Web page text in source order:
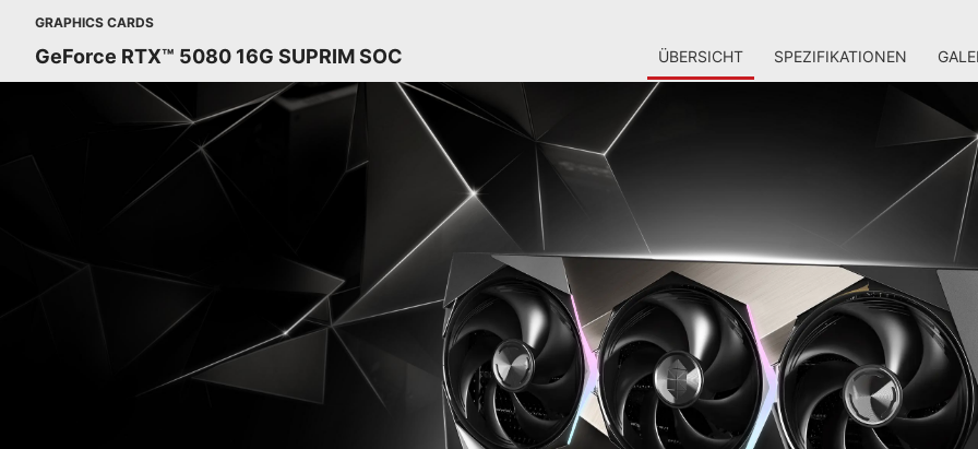
GRAPHICS CARDS
GeForce RTX™ 5080 16G SUPRIM SOC ÜBERSICHT SPEZIFIKATIONEN